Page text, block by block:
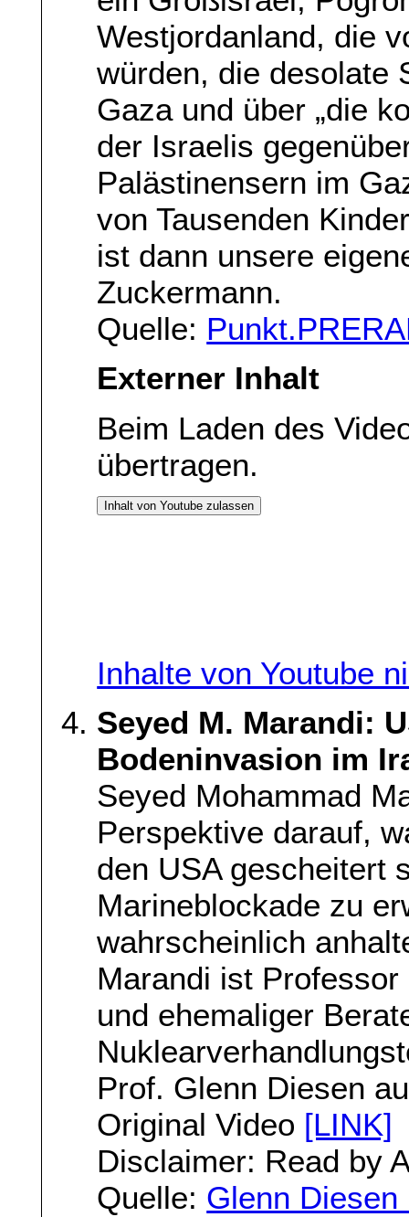
Westjordanland, die
würden, die desolate
Gaza und über „die
der Israelis
Palästinensern im
von Tausenden
ist dann unsere
Zuckermann.
Quelle:
Externer Inhalt
Beim Laden des
übertragen.
Inhalt von Youtube zulassen
Inhalte von Youtube
Seyed M. Marandi:
Bodeninvasion im
Seyed Mohammad
Perspektive darauf,
den USA gescheitert
Marineblockade zu
wahrscheinlich
Marandi ist
und ehemaliger
Prof. Glenn Diesen
Original Video [LINK]
Disclaimer: Read by
Quelle: Glenn